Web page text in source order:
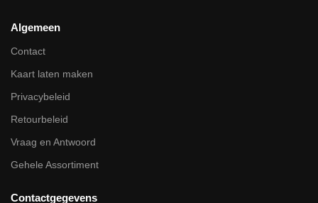
Algemeen
Contact
Kaart laten maken
Privacybeleid
Retourbeleid
Vraag en Antwoord
Gehele Assortiment
Contactgegevens